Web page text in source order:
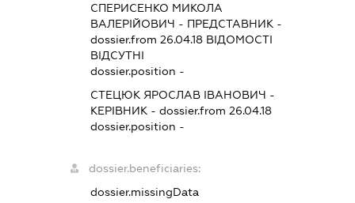
СПЕРИСЕНКО МИКОЛА
ВАЛЕРІЙОВИЧ - ПРЕДСТАВНИК -
dossier.from 26.04.18ВІДОМОСТІ
ВІДСУТНІ
dossier.position -
СТЕЦЮК ЯРОСЛАВ ІВАНОВИЧ -
КЕРІВНИК - dossier.from 26.04.18
dossier.position -
dossier.beneficiaries:
dossier.missingData